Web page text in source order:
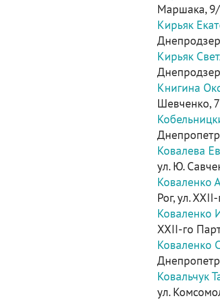
Маршака,
Кирьяк
Кирьяк
Книгина
Шевченко,
Ковалева
ул. Ю.
Коваленко
Рог, ул.
Коваленко
ХХІІ-го
Коваленко
Ковальчук
ул.